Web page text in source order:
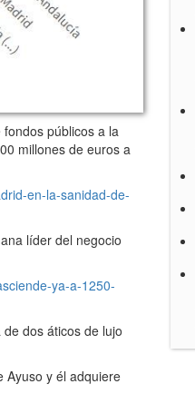
públicos a la
millones de euros a
en-la-sanidad-de-
líder del negocio
ya-a-1250-
dos áticos de lujo
Ayuso y él adquiere